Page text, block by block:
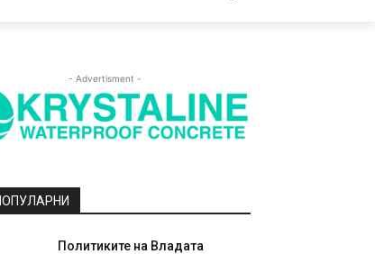
- Advertisment -
Политиките на Владата